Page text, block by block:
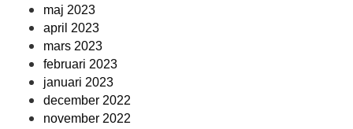
maj 2023
april 2023
mars 2023
februari 2023
januari 2023
december 2022
november 2022